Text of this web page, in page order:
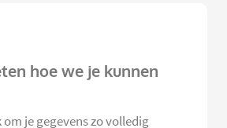
hoe we je kunnen
je gegevens zo volledig